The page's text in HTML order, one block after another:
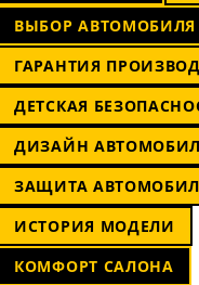
ВЫБОР АВТОМОБИЛЯ
ГАРАНТИЯ
ДЕТСКАЯ
ДИЗАЙН
ЗАЩИТА
ИСТОРИЯ МОДЕЛИ
КОМФОРТ САЛОНА